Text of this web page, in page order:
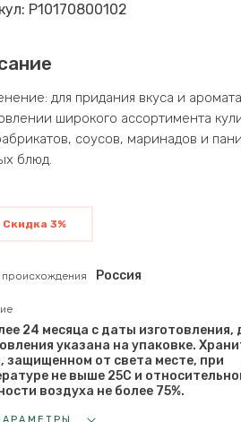
P10170800102
для придания вкуса и
широкого ассортимента
соусов, маринадов и
блюд.
Скидка 3%
происхождения Россия
24 месяца с даты изготовления,
указана на упаковке.
защищенном от света месте, при
не выше 25С и
воздуха не более 75%.